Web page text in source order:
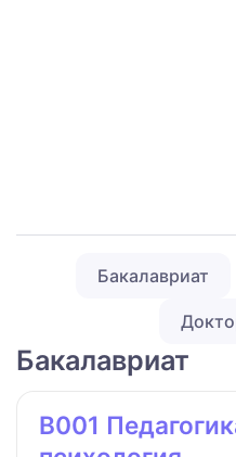
Бакалавриат
Бакалавриат
B001